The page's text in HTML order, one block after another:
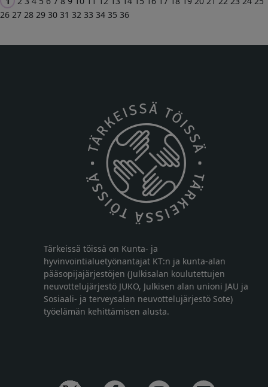
26 27 28 29 30 31 32 33 34 35 36
Tärkeissä töissä on Kunta- ja
hyvinvointialuetyönantajat KT:n ja kunta-alan
pääsopijajärjestöjen (Julkisalan koulutettujen
neuvottelujärjestö JUKO, Julkisen alan unioni JAU ja
Sosiaali- ja terveysalan neuvottelujärjestö Sote)
työelämän kehittämisen alusta.